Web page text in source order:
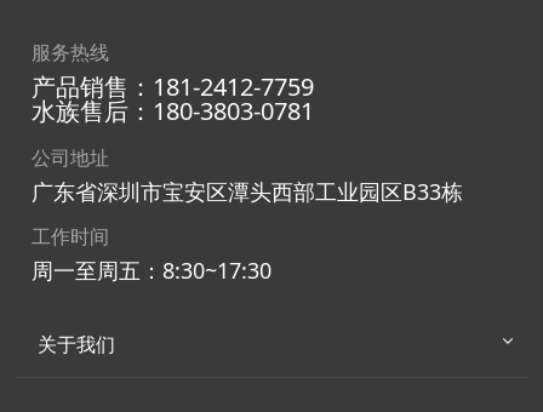
服务热线
产品销售：181-2412-7759
水族售后：180-3803-0781
公司地址
广东省深圳市宝安区潭头西部工业园区B33栋
工作时间
周一至周五：8:30~17:30
关于我们